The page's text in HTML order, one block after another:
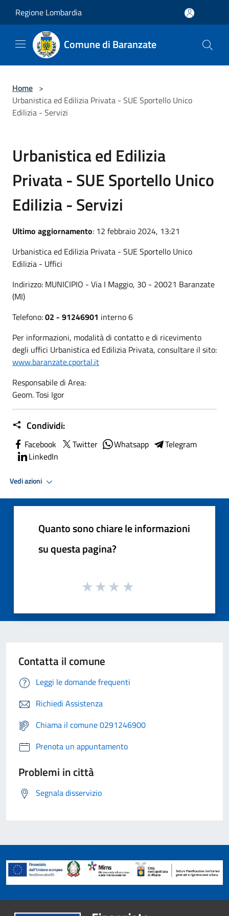
Regione Lombardia
Comune di Baranzate
Home >
Urbanistica ed Edilizia Privata - SUE Sportello Unico
Edilizia - Servizi
Urbanistica ed Edilizia
Privata - SUE Sportello Unico
Edilizia - Servizi
Ultimo aggiornamento: 12 febbraio 2024, 13:21
Urbanistica ed Edilizia Privata - SUE Sportello Unico
Edilizia - Uffici
Indirizzo: MUNICIPIO - Via I Maggio, 30 - 20021 Baranzate
(MI)
Telefono:02 - 91246901 interno 6
Per informazioni, modalità di contatto e di ricevimento
degli uffici Urbanistica ed Edilizia Privata, consultare il sito:
www.baranzate.cportal.it
Responsabile di Area:
Geom. Tosi Igor
Condividi:
Facebook Twitter Whatsapp
Telegram
LinkedIn
Vedi azioni
Quanto sono chiare le informazioni
su questa pagina?
Contatta il comune
Leggi le domande frequenti
Richiedi Assistenza
Chiama il comune 0291246900
Prenota un appuntamento
Problemi in città
Segnala disservizio